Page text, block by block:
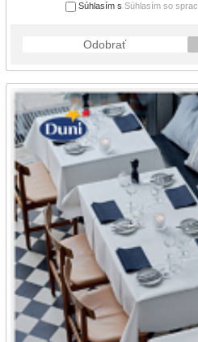
Súhlasím s Súhlasím so
Odobrať